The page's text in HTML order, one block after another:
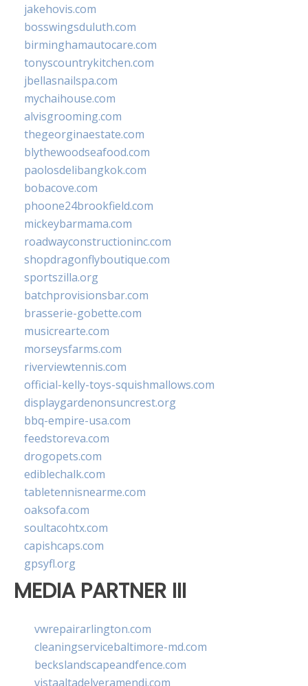
jakehovis.com
bosswingsduluth.com
birminghamautocare.com
tonyscountrykitchen.com
jbellasnailspa.com
mychaihouse.com
alvisgrooming.com
thegeorginaestate.com
blythewoodseafood.com
paolosdelibangkok.com
bobacove.com
phoone24brookfield.com
mickeybarmama.com
roadwayconstructioninc.com
shopdragonflyboutique.com
sportszilla.org
batchprovisionsbar.com
brasserie-gobette.com
musicrearte.com
morseysfarms.com
riverviewtennis.com
official-kelly-toys-squishmallows.com
displaygardenonsuncrest.org
bbq-empire-usa.com
feedstoreva.com
drogopets.com
ediblechalk.com
tabletennisnearme.com
oaksofa.com
soultacohtx.com
capishcaps.com
gpsyfl.org
MEDIA PARTNER III
vwrepairarlington.com
cleaningservicebaltimore-md.com
beckslandscapeandfence.com
vistaaltadelveramendi.com